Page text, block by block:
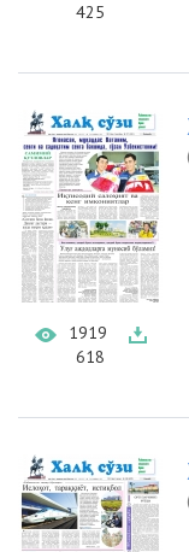
425
1919
618